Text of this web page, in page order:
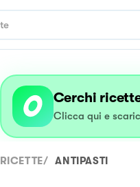
Cerchi
Clicca qui e
RICETTE/ ANTIPASTI